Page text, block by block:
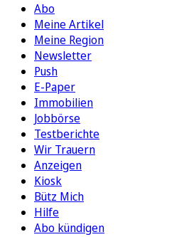
Abo
Meine Artikel
Meine Region
Newsletter
Push
E-Paper
Immobilien
Jobbörse
Testberichte
Wir Trauern
Anzeigen
Kiosk
Bütz Mich
Hilfe
Abo kündigen